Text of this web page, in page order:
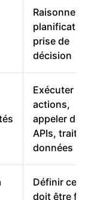
prise de
décision
Exécuter
actions,
appeler des
APIs,
données
Définir ce
doit être fait